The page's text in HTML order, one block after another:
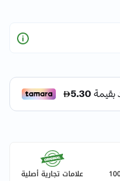
علامات تجارية أصلية